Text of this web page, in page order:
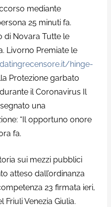
mediante
25 minuti fa.
di Novara Tutte le
Livorno Premiate le
hinge-
Protezione garbato
il Coronavirus Il
una
“Il opportuno onore
fa.
sui mezzi pubblici
atteso dall’ordinanza
23 firmata ieri,
Venezia Giulia.